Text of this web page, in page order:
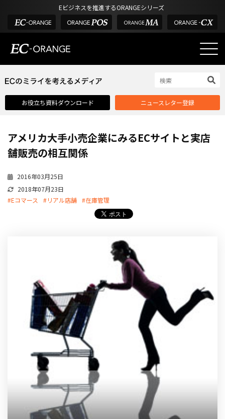
Eビジネスを推進するORANGEシリーズ
選ばれる理由
課題解決例
機能一覧
外部サービス連携
インフラ環境・サポート
マルチテナント、マルチブランドなど
通販受注対応
ECと通販の連動を可能に
EC運用支援
継続的に結果を出し続けるECサイトへ
スクラッチ開発
ライセンス契約
お役立ち資料ダウンロード ニュースレター登録
アメリカ大手小売企業にみるECサイトと実店
舗販売の相互関係
2016年03月25日
2018年07月23日
#Eコマース
#リアル店舗 #在庫管理